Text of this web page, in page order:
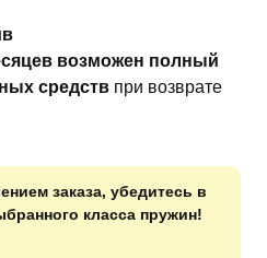
возможен полный
средств при возврате
заказа, убедитесь в
класса пружин!